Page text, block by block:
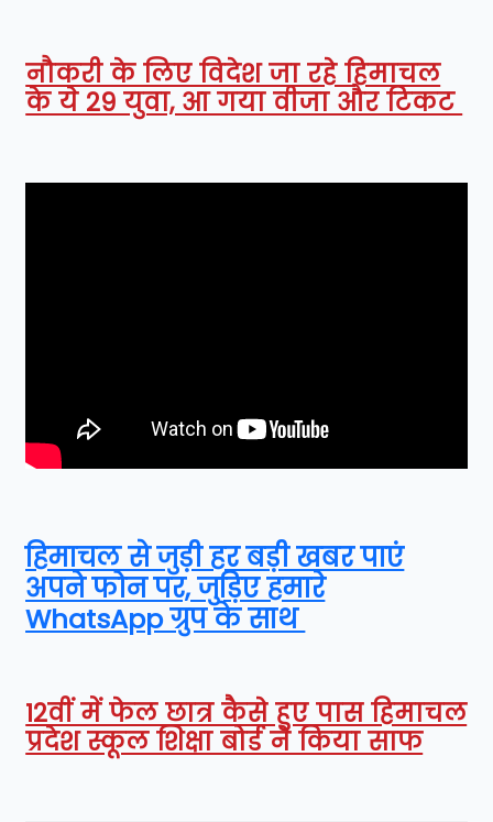
नौकरी के लिए विदेश जा रहे हिमाचल
के ये 29 युवा, आ गया वीजा और टिकट
हिमाचल से जुड़ी हर बड़ी खबर पाएं
अपने फोन पर, जुड़िए हमारे
WhatsApp ग्रुप के साथ
12वीं में फेल छात्र कैसे हुए पास हिमाचल
प्रदेश स्कूल शिक्षा बोर्ड ने किया साफ